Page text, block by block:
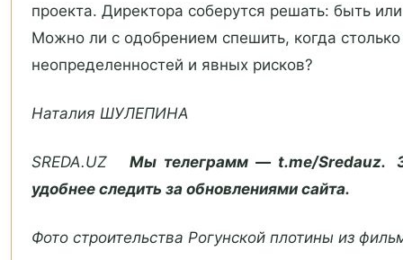
проекта. Директора соберутся решать: быть
Можно ли с одобрением спешить, когда столько
неопределенностей и явных рисков?
Наталия ШУЛЕПИНА
SREDA.UZ Мы телеграмм — t.me/Sredauz.
удобнее следить за обновлениями сайта.
Фото строительства Рогунской плотины из